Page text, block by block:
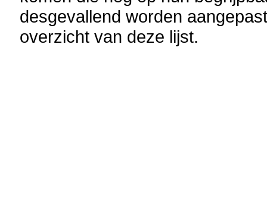
desgevallend worden
overzicht van deze lijst.